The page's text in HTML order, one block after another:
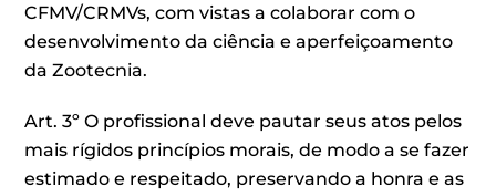
CFMV/CRMVs, com vistas a colaborar com o
desenvolvimento da ciência e aperfeiçoamento
da Zootecnia.
Art. 3º O profissional deve pautar seus atos pelos
mais rígidos princípios morais, de modo a se fazer
estimado e respeitado, preservando a honra e as